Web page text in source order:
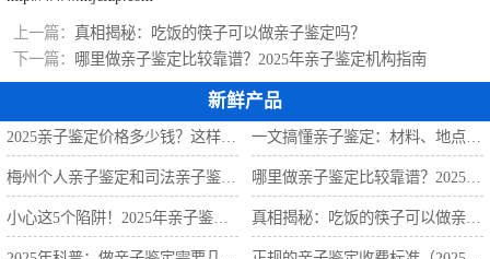
上一篇： 真相揭秘：吃饭的筷子可以做亲子鉴定吗？
下一篇：
哪里做亲子鉴定比较靠谱？2025年亲子鉴定机构指南
新鲜产品
定